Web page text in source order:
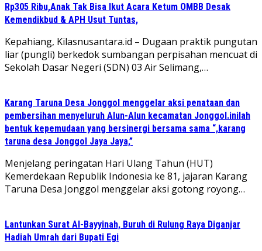
Rp305 Ribu,Anak Tak Bisa Ikut Acara Ketum OMBB Desak
Kemendikbud & APH Usut Tuntas,
Kepahiang, Kilasnusantara.id – Dugaan praktik pungutan
liar (pungli) berkedok sumbangan perpisahan mencuat di
Sekolah Dasar Negeri (SDN) 03 Air Selimang,…
Karang Taruna Desa Jonggol menggelar aksi penataan dan
pembersihan menyeluruh Alun-Alun kecamatan Jonggol.inilah
bentuk kepemudaan yang bersinergi bersama sama “,karang
taruna desa Jonggol Jaya Jaya,”
‎Menjelang peringatan Hari Ulang Tahun (HUT)
Kemerdekaan Republik Indonesia ke 81, jajaran Karang
Taruna Desa Jonggol menggelar aksi gotong royong…
Lantunkan Surat Al-Bayyinah, Buruh di Rulung Raya Diganjar
Hadiah Umrah dari Bupati Egi